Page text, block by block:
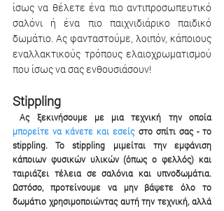
ίσως να θέλετε ένα πιο αντιπροσωπευτικό
σαλόνι ή ένα πιο παιχνιδιάρικο παιδικό
δωμάτιο. Ας φανταστούμε, λοιπόν, κάποιους
εναλλακτικούς τρόπους ελαιοχρωματισμού
που ίσως να σας ενθουσιάσουν!
Stippling
μπορείτε να κάνετε και εσείς στο σπίτι σας - το
stippling. Το stippling μιμείται την εμφάνιση
κάποιων φυσικών υλικών (όπως ο φελλός) και
ταιριάζει τέλεια σε σαλόνια και υπνοδωμάτια.
Ωστόσο, προτείνουμε να μην βάψετε όλο το
δωμάτιο χρησιμοποιώντας αυτή την τεχνική, αλλά